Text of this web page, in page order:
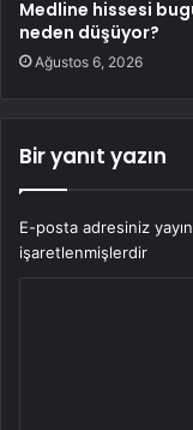
Medline hissesi
neden düşüyor?
Ağustos 6, 2026
Bir yanıt yazın
E-posta adresiniz
işaretlenmişlerdir